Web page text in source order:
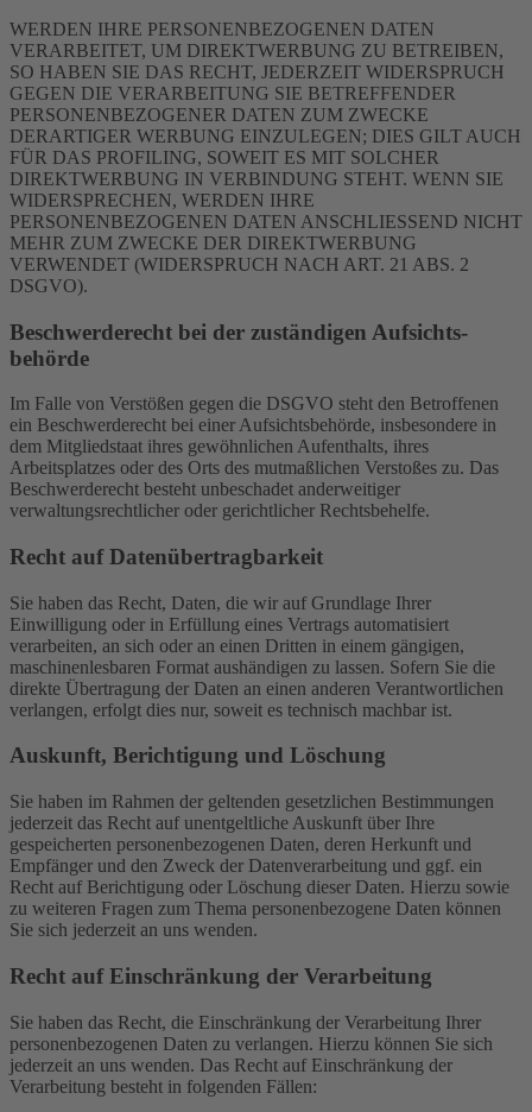
WERDEN IHRE PERSONENBEZOGENEN DATEN
VERARBEITET, UM DIREKTWERBUNG ZU BETREIBEN,
SO HABEN SIE DAS RECHT, JEDERZEIT WIDERSPRUCH
GEGEN DIE VERARBEITUNG SIE BETREFFENDER
PERSONENBEZOGENER DATEN ZUM ZWECKE
DERARTIGER WERBUNG EINZULEGEN; DIES GILT AUCH
FÜR DAS PROFILING, SOWEIT ES MIT SOLCHER
DIREKTWERBUNG IN VERBINDUNG STEHT. WENN SIE
WIDERSPRECHEN, WERDEN IHRE
PERSONENBEZOGENEN DATEN ANSCHLIESSEND NICHT
MEHR ZUM ZWECKE DER DIREKTWERBUNG
VERWENDET (WIDERSPRUCH NACH ART. 21 ABS. 2
DSGVO).
Beschwerde­recht bei der zuständigen Aufsichts­
behörde
Im Falle von Verstößen gegen die DSGVO steht den Betroffenen
ein Beschwerderecht bei einer Aufsichtsbehörde, insbesondere in
dem Mitgliedstaat ihres gewöhnlichen Aufenthalts, ihres
Arbeitsplatzes oder des Orts des mutmaßlichen Verstoßes zu. Das
Beschwerderecht besteht unbeschadet anderweitiger
verwaltungsrechtlicher oder gerichtlicher Rechtsbehelfe.
Recht auf Daten­übertrag­barkeit
Sie haben das Recht, Daten, die wir auf Grundlage Ihrer
Einwilligung oder in Erfüllung eines Vertrags automatisiert
verarbeiten, an sich oder an einen Dritten in einem gängigen,
maschinenlesbaren Format aushändigen zu lassen. Sofern Sie die
direkte Übertragung der Daten an einen anderen Verantwortlichen
verlangen, erfolgt dies nur, soweit es technisch machbar ist.
Auskunft, Berichtigung und Löschung
Sie haben im Rahmen der geltenden gesetzlichen Bestimmungen
jederzeit das Recht auf unentgeltliche Auskunft über Ihre
gespeicherten personenbezogenen Daten, deren Herkunft und
Empfänger und den Zweck der Datenverarbeitung und ggf. ein
Recht auf Berichtigung oder Löschung dieser Daten. Hierzu sowie
zu weiteren Fragen zum Thema personenbezogene Daten können
Sie sich jederzeit an uns wenden.
Recht auf Einschränkung der Verarbeitung
Sie haben das Recht, die Einschränkung der Verarbeitung Ihrer
personenbezogenen Daten zu verlangen. Hierzu können Sie sich
jederzeit an uns wenden. Das Recht auf Einschränkung der
Verarbeitung besteht in folgenden Fällen: